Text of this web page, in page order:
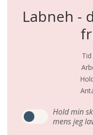
Labneh -
Hold min
mens jeg